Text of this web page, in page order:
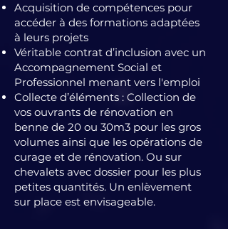
Acquisition de compétences pour
accéder à des formations adaptées
à leurs projets
Véritable contrat d’inclusion avec un
Accompagnement Social et
Professionnel menant vers l'emploi
Collecte d’éléments : Collection de
vos ouvrants de rénovation en
benne de 20 ou 30m3 pour les gros
volumes ainsi que les opérations de
curage et de rénovation. Ou sur
chevalets avec dossier pour les plus
petites quantités. Un enlèvement
sur place est envisageable.